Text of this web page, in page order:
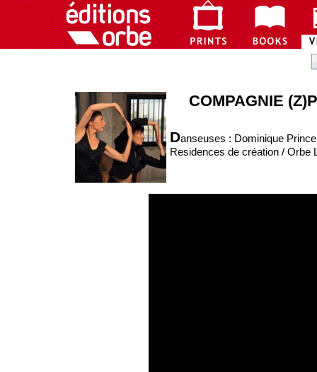
COMPAGNIE
Danseuses : Dominique
Residences de création / Orbe